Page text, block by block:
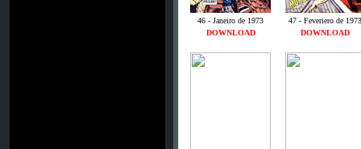
46 - Janeiro de 1973
47 - Feveriero de 1973
DOWNLOAD
DOWNLOAD